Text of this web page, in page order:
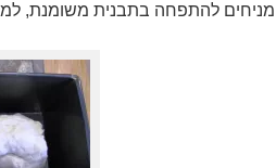
מניחים להתפחה בתבנית משומנת,